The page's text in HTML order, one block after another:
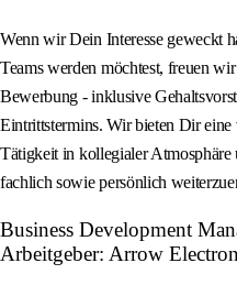
Wenn wir Dein Interesse geweckt
Teams werden möchtest, freuen
Bewerbung - inklusive
Eintrittstermins. Wir bieten Dir
Tätigkeit in kollegialer
fachlich sowie persönlich
Business Development
Arbeitgeber: Arrow